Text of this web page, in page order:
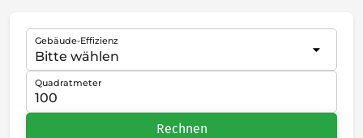
Gebäude-Effizienz
Quadratmeter
Rechnen